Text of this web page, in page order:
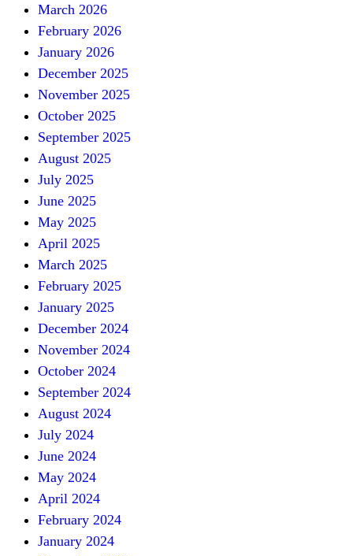
March 2026
February 2026
January 2026
December 2025
November 2025
October 2025
September 2025
August 2025
July 2025
June 2025
May 2025
April 2025
March 2025
February 2025
January 2025
December 2024
November 2024
October 2024
September 2024
August 2024
July 2024
June 2024
May 2024
April 2024
February 2024
January 2024